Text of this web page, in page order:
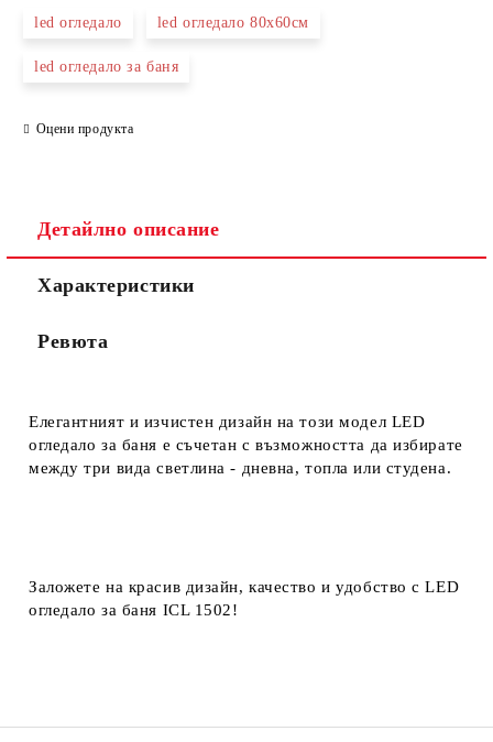
Съгласен съм с
led огледало led огледало 80х60см
led огледало за баня
Оцени продукта
Детайлно описание
Характеристики
Ревюта
Елегантният и изчистен дизайн на този модел LED
огледало за баня е съчетан с възможността да избирате
между три вида светлина - дневна, топла или студена.
Заложете на красив дизайн, качество и удобство с LED
огледало за баня ICL 1502!